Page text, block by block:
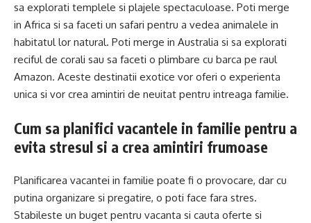
sa explorati templele si plajele spectaculoase. Poti merge
in Africa si sa faceti un safari pentru a vedea animalele in
habitatul lor natural. Poti merge in Australia si sa explorati
reciful de corali sau sa faceti o plimbare cu barca pe raul
Amazon. Aceste destinatii exotice vor oferi o experienta
unica si vor crea amintiri de neuitat pentru intreaga familie.
Cum sa planifici vacantele in familie pentru a
evita stresul si a crea amintiri frumoase
Planificarea vacantei in familie poate fi o provocare, dar cu
putina organizare si pregatire, o poti face fara stres.
Stabileste un buget pentru vacanta si cauta oferte si